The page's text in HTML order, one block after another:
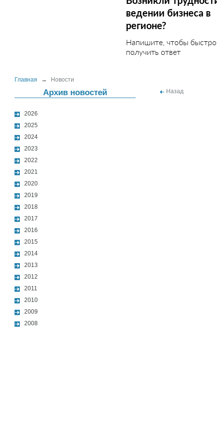
ведении бизнеса в
регионе?
Напишите, чтобы быстро
получить ответ
Главная → Новости
Архив новостей
2026
2025
2024
2023
2022
2021
2020
2019
2018
2017
2016
2015
2014
2013
2012
2011
2010
2009
2008
Назад